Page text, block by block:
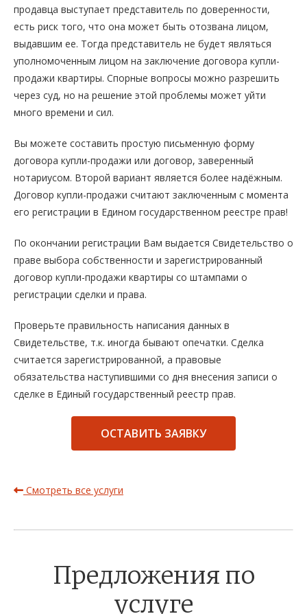
продавца выступает представитель по доверенности,
есть риск того, что она может быть отозвана лицом,
выдавшим ее. Тогда представитель не будет являться
уполномоченным лицом на заключение договора купли-
продажи квартиры. Спорные вопросы можно разрешить
через суд, но на решение этой проблемы может уйти
много времени и сил.
Вы можете составить простую письменную форму
договора купли-продажи или договор, заверенный
нотариусом. Второй вариант является более надёжным.
Договор купли-продажи считают заключенным с момента
его регистрации в Едином государственном реестре прав!
По окончании регистрации Вам выдается Свидетельство о
праве выбора собственности и зарегистрированный
договор купли-продажи квартиры со штампами о
регистрации сделки и права.
Проверьте правильность написания данных в
Свидетельстве, т.к. иногда бывают опечатки. Сделка
считается зарегистрированной, а правовые
обязательства наступившими со дня внесения записи о
сделке в Единый государственный реестр прав.
ОСТАВИТЬ ЗАЯВКУ
Смотреть все услуги
Предложения по
услуге